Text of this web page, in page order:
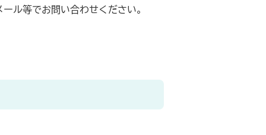
ル等でお問い合わせください。